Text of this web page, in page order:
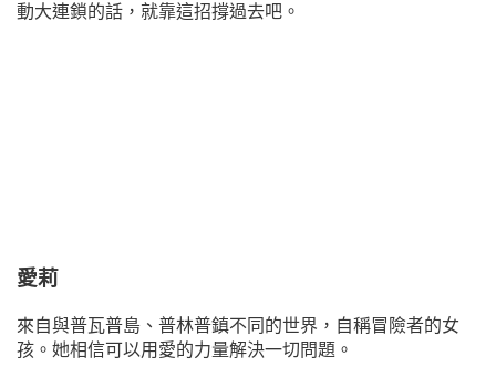
動大連鎖的話，就靠這招撐過去吧。
愛莉
來自與普瓦普島、普林普鎮不同的世界，自稱冒險者的女
孩。她相信可以用愛的力量解決一切問題。